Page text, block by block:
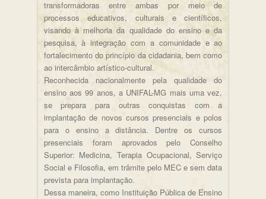
transformadoras entre ambas por meio de
processos educativos, culturais e científicos,
visando à melhoria da qualidade do ensino e da
pesquisa, à integração com a comunidade e ao
fortalecimento do princípio da cidadania, bem como
ao intercâmbio artístico-cultural.
Reconhecida nacionalmente pela qualidade do
ensino aos 99 anos, a UNIFAL-MG mais uma vez,
se prepara para outras conquistas com a
implantação de novos cursos presenciais e polos
para o ensino a distância. Dentre os cursos
presenciais foram aprovados pelo Conselho
Superior: Medicina, Terapia Ocupacional, Serviço
Social e Filosofia, em trâmite pelo MEC e sem data
prevista para implantação.
Dessa maneira, como Instituição Pública de Ensino